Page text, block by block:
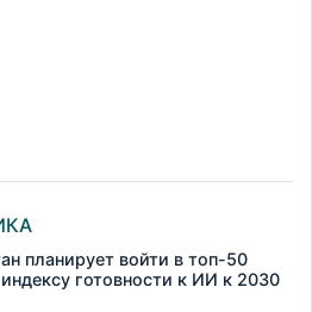
планирует войти в топ-50
готовности к ИИ к 2030